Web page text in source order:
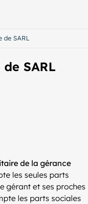
SARL
SARL
de la gérance
les seules parts
gérant et ses proches
les parts sociales